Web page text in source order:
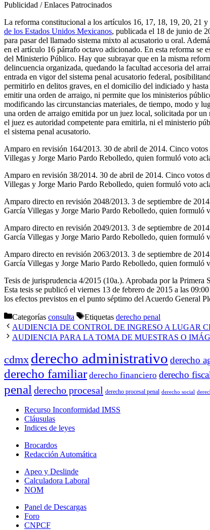
Publicidad / Enlaces Patrocinados
La reforma constitucional a los artículos 16, 17, 18, 19, 20,
de los Estados Unidos Mexicanos, publicada el 18 de junio de
para pasar del llamado sistema mixto al acusatorio u oral.
en el artículo 16 párrafo octavo adicionado. En esta reforma se
del Ministerio Público. Hay que subrayar que en la misma
delincuencia organizada, quedando la facultad accesoria del
entrada en vigor del sistema penal acusatorio federal,
permitirlo en delitos graves, en el domicilio del indiciado y
emitir una orden de arraigo, ni permite que los ministerios
modificando las circunstancias materiales, de tiempo, modo y
una orden de arraigo emitida por un juez local, solicitada por
el juez es autoridad competente para emitirla, ni el ministerio
el sistema penal acusatorio.
Amparo en revisión 164/2013. 30 de abril de 2014. Cinco
Villegas y Jorge Mario Pardo Rebolledo, quien formuló voto
Amparo en revisión 38/2014. 30 de abril de 2014. Cinco
Villegas y Jorge Mario Pardo Rebolledo, quien formuló voto
Amparo directo en revisión 2048/2013. 3 de septiembre de
García Villegas y Jorge Mario Pardo Rebolledo, quien formuló
Amparo directo en revisión 2049/2013. 3 de septiembre de
García Villegas y Jorge Mario Pardo Rebolledo, quien formuló
Amparo directo en revisión 2063/2013. 3 de septiembre de
García Villegas y Jorge Mario Pardo Rebolledo, quien formuló
Tesis de jurisprudencia 4/2015 (10a.). Aprobada por la Primera
Esta tesis se publicó el viernes 13 de febrero de 2015 a las
los efectos previstos en el punto séptimo del Acuerdo General
Categorías consulta Etiquetas derecho penal
AUDIENCIA DE CONTROL DE INGRESO A LUGAR
AUDIENCIA PARA LA TOMA DE MUESTRAS O
cdmx derecho administrativo derecho
derecho familiar derecho financiero derecho
penal derecho procesal derecho procesal penal derecho social
Recurso Inconformidad IMSS
Cláusulas
Indices de leyes
Brocardos
Redacción Automática
Apeo y Deslinde
Calculadora Laboral
NOM
Panel de Descargas
Foro
CNPCF